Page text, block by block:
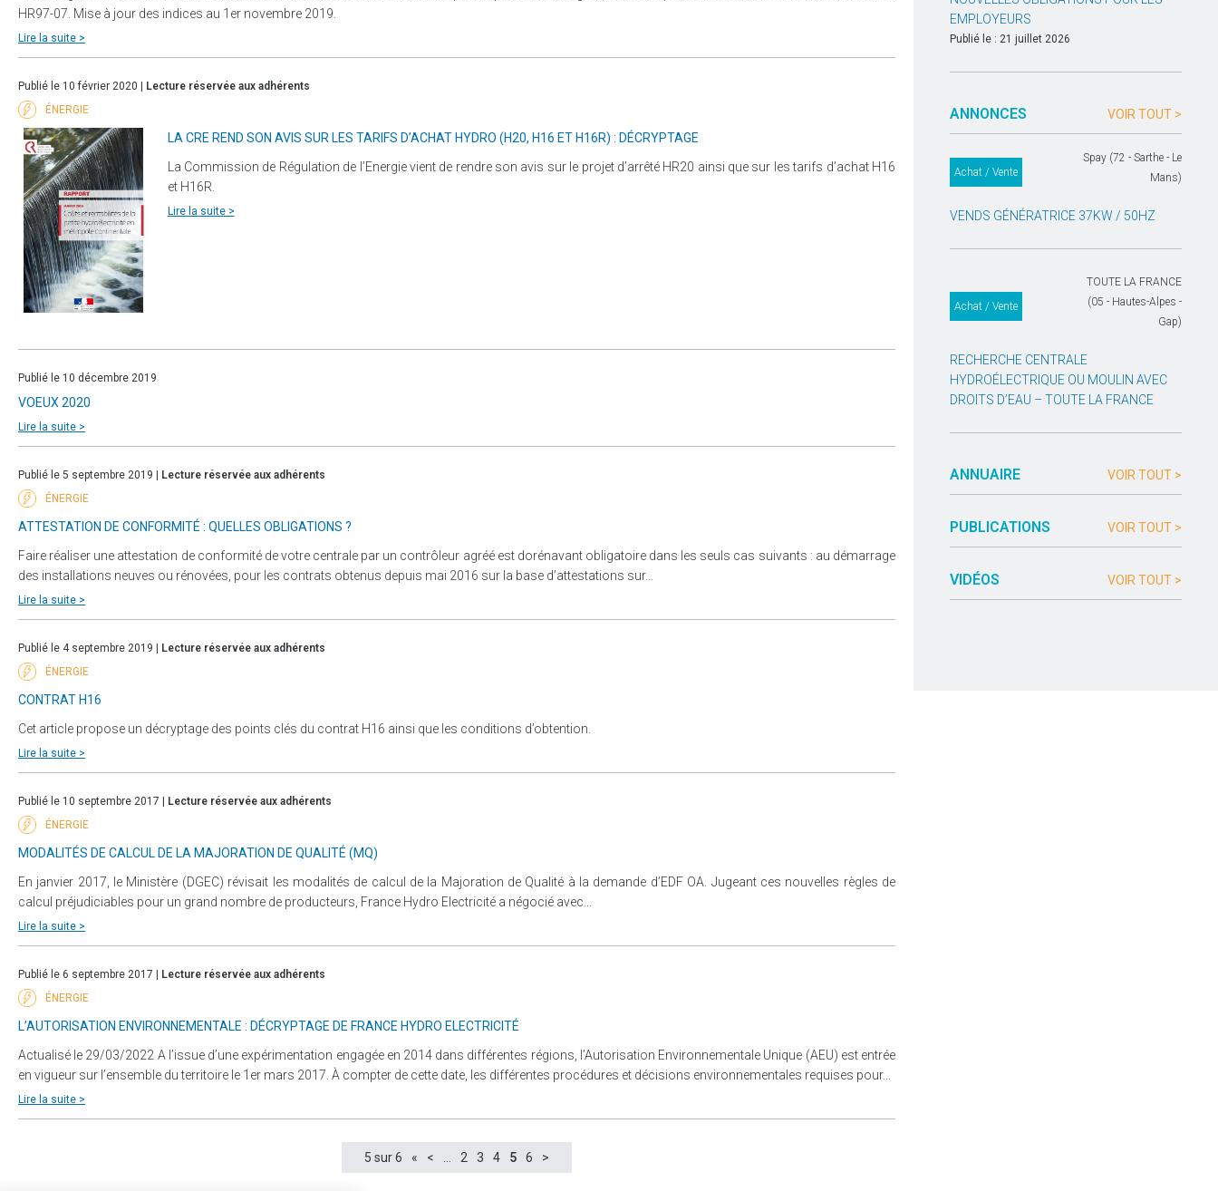
HR97-07. Mise à jour des indices au 1er novembre 2019.
Lire la suite >
Publié le 10 février 2020 |
Lecture réservée aux adhérents
ÉNERGIE
LA CRE REND SON AVIS SUR LES TARIFS D’ACHAT HYDRO (H20, H16 ET H16R) : DÉCRYPTAGE
La Commission de Régulation de l’Energie vient de rendre son avis sur le projet d’arrêté HR20 ainsi que sur les tarifs d’achat H16
et H16R.
Lire la suite >
Publié le 10 décembre 2019
VOEUX 2020
Lire la suite >
Publié le 5 septembre 2019 |
Lecture réservée aux adhérents
ÉNERGIE
ATTESTATION DE CONFORMITÉ : QUELLES OBLIGATIONS ?
Faire réaliser une attestation de conformité de votre centrale par un contrôleur agréé est dorénavant obligatoire dans les seuls cas suivants : au démarrage
des installations neuves ou rénovées, pour les contrats obtenus depuis mai 2016 sur la base d’attestations sur...
Lire la suite >
Publié le 4 septembre 2019 |
Lecture réservée aux adhérents
ÉNERGIE
CONTRAT H16
Cet article propose un décryptage des points clés du contrat H16 ainsi que les conditions d’obtention.
Lire la suite >
Publié le 10 septembre 2017 |
Lecture réservée aux adhérents
ÉNERGIE
MODALITÉS DE CALCUL DE LA MAJORATION DE QUALITÉ (MQ)
En janvier 2017, le Ministère (DGEC) révisait les modalités de calcul de la Majoration de Qualité à la demande d’EDF OA. Jugeant ces nouvelles règles de
calcul préjudiciables pour un grand nombre de producteurs, France Hydro Electricité a négocié avec...
Lire la suite >
Publié le 6 septembre 2017 |
Lecture réservée aux adhérents
ÉNERGIE
L’AUTORISATION ENVIRONNEMENTALE : DÉCRYPTAGE DE FRANCE HYDRO ELECTRICITÉ
Actualisé le 29/03/2022 A l’issue d’une expérimentation engagée en 2014 dans différentes régions, l’Autorisation Environnementale Unique (AEU) est entrée
en vigueur sur l’ensemble du territoire le 1er mars 2017. À compter de cette date, les différentes procédures et décisions environnementales requises pour...
Lire la suite >
5 sur 6 « < … 2 3 4 5 6 >
EMPLOYEURS
Publié le : 21 juillet 2026
ANNONCES VOIR TOUT >
Achat / Vente
Spay (72 - Sarthe - Le
Mans)
VENDS GÉNÉRATRICE 37KW / 50HZ
Achat / Vente
TOUTE LA FRANCE
(05 - Hautes-Alpes -
Gap)
RECHERCHE CENTRALE
HYDROÉLECTRIQUE OU MOULIN AVEC
DROITS D’EAU – TOUTE LA FRANCE
ANNUAIRE VOIR TOUT >
PUBLICATIONS VOIR TOUT >
VIDÉOS VOIR TOUT >